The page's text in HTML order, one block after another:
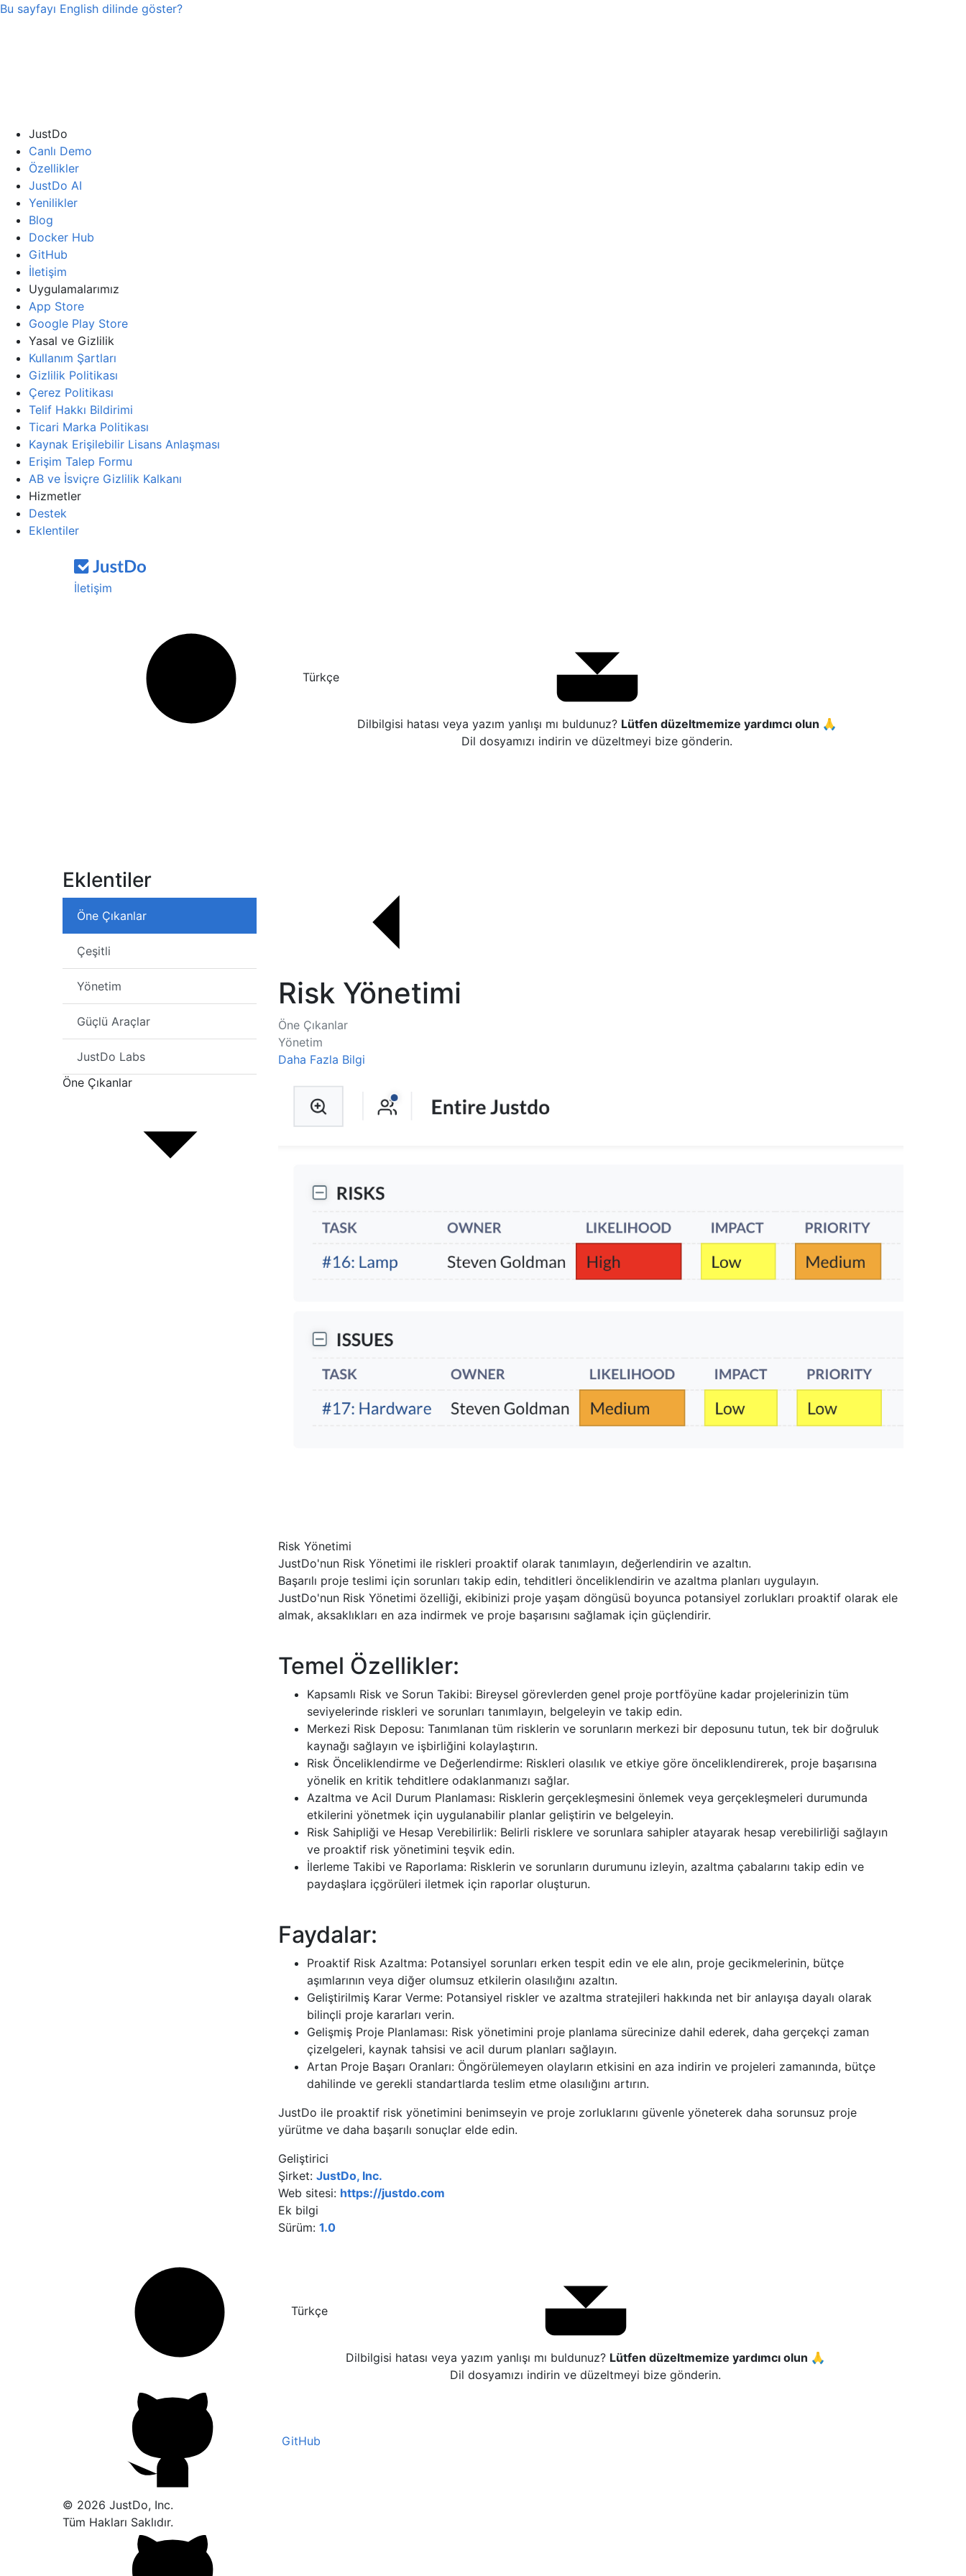
Bu sayfayı English dilinde göster?
JustDo
Canlı Demo
Özellikler
JustDo AI
Yenilikler
Blog
Docker Hub
GitHub
İletişim
Uygulamalarımız
App Store
Google Play Store
Yasal ve Gizlilik
Kullanım Şartları
Gizlilik Politikası
Çerez Politikası
Telif Hakkı Bildirimi
Ticari Marka Politikası
Kaynak Erişilebilir Lisans Anlaşması
Erişim Talep Formu
AB ve İsviçre Gizlilik Kalkanı
Hizmetler
Destek
Eklentiler
İletişim
Türkçe
Dilbilgisi hatası veya yazım yanlışı mı buldunuz? Lütfen düzeltmemize yardımcı olun 🙏
Dil dosyamızı indirin ve düzeltmeyi bize gönderin.
Eklentiler
Öne Çıkanlar
Çeşitli
Yönetim
Güçlü Araçlar
JustDo Labs
Öne Çıkanlar
Risk Yönetimi
Öne Çıkanlar
Yönetim
Daha Fazla Bilgi
Risk Yönetimi
JustDo'nun Risk Yönetimi ile riskleri proaktif olarak tanımlayın, değerlendirin ve azaltın.
Başarılı proje teslimi için sorunları takip edin, tehditleri önceliklendirin ve azaltma planları uygulayın.
JustDo'nun Risk Yönetimi özelliği, ekibinizi proje yaşam döngüsü boyunca potansiyel zorlukları proaktif olarak ele
almak, aksaklıkları en aza indirmek ve proje başarısını sağlamak için güçlendirir.
Temel Özellikler:
Kapsamlı Risk ve Sorun Takibi: Bireysel görevlerden genel proje portföyüne kadar projelerinizin tüm
seviyelerinde riskleri ve sorunları tanımlayın, belgeleyin ve takip edin.
Merkezi Risk Deposu: Tanımlanan tüm risklerin ve sorunların merkezi bir deposunu tutun, tek bir doğruluk
kaynağı sağlayın ve işbirliğini kolaylaştırın.
Risk Önceliklendirme ve Değerlendirme: Riskleri olasılık ve etkiye göre önceliklendirerek, proje başarısına
yönelik en kritik tehditlere odaklanmanızı sağlar.
Azaltma ve Acil Durum Planlaması: Risklerin gerçekleşmesini önlemek veya gerçekleşmeleri durumunda
etkilerini yönetmek için uygulanabilir planlar geliştirin ve belgeleyin.
Risk Sahipliği ve Hesap Verebilirlik: Belirli risklere ve sorunlara sahipler atayarak hesap verebilirliği sağlayın
ve proaktif risk yönetimini teşvik edin.
İlerleme Takibi ve Raporlama: Risklerin ve sorunların durumunu izleyin, azaltma çabalarını takip edin ve
paydaşlara içgörüleri iletmek için raporlar oluşturun.
Faydalar:
Proaktif Risk Azaltma: Potansiyel sorunları erken tespit edin ve ele alın, proje gecikmelerinin, bütçe
aşımlarının veya diğer olumsuz etkilerin olasılığını azaltın.
Geliştirilmiş Karar Verme: Potansiyel riskler ve azaltma stratejileri hakkında net bir anlayışa dayalı olarak
bilinçli proje kararları verin.
Gelişmiş Proje Planlaması: Risk yönetimini proje planlama sürecinize dahil ederek, daha gerçekçi zaman
çizelgeleri, kaynak tahsisi ve acil durum planları sağlayın.
Artan Proje Başarı Oranları: Öngörülemeyen olayların etkisini en aza indirin ve projeleri zamanında, bütçe
dahilinde ve gerekli standartlarda teslim etme olasılığını artırın.
JustDo ile proaktif risk yönetimini benimseyin ve proje zorluklarını güvenle yöneterek daha sorunsuz proje
yürütme ve daha başarılı sonuçlar elde edin.
Geliştirici
Şirket: JustDo, Inc.
Web sitesi: https://justdo.com
Ek bilgi
Sürüm: 1.0
Türkçe
Dilbilgisi hatası veya yazım yanlışı mı buldunuz? Lütfen düzeltmemize yardımcı olun 🙏
Dil dosyamızı indirin ve düzeltmeyi bize gönderin.
GitHub
© 2026 JustDo, Inc.
Tüm Hakları Saklıdır.